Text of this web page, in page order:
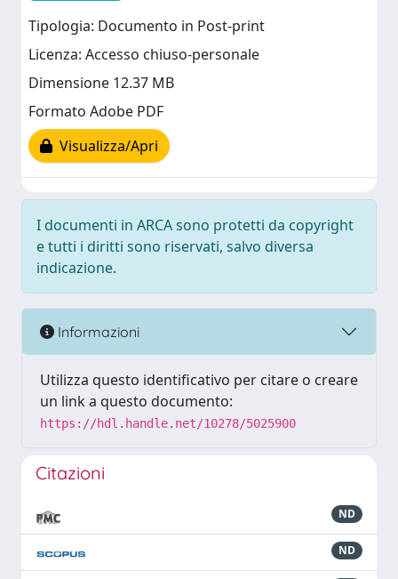
Tipologia: Documento in Post-print
Licenza: Accesso chiuso-personale
Dimensione 12.37 MB
Formato Adobe PDF
Visualizza/Apri
I documenti in ARCA sono protetti da copyright
e tutti i diritti sono riservati, salvo diversa
indicazione.
Informazioni
Utilizza questo identificativo per citare o creare
un link a questo documento:
https://hdl.handle.net/10278/5025900
Citazioni
ND
ND